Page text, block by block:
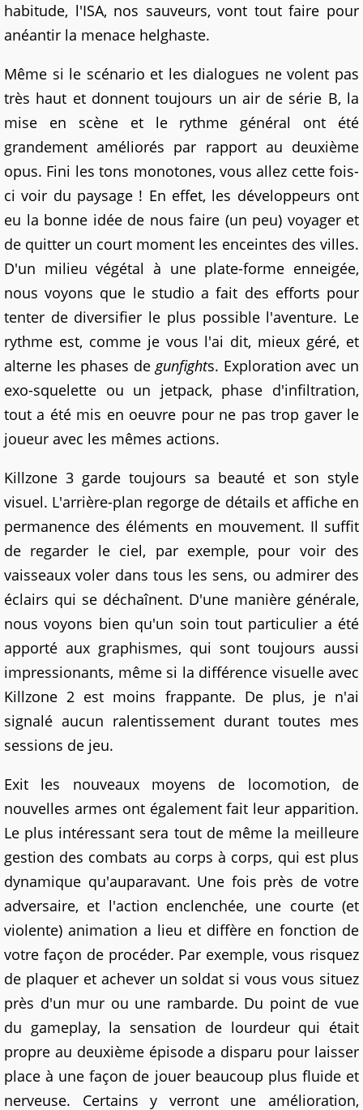
habitude, l'ISA, nos sauveurs, vont tout faire pour
anéantir la menace helghaste.
Même si le scénario et les dialogues ne volent pas
très haut et donnent toujours un air de série B, la
mise en scène et le rythme général ont été
grandement améliorés par rapport au deuxième
opus. Fini les tons monotones, vous allez cette fois-
ci voir du paysage ! En effet, les développeurs ont
eu la bonne idée de nous faire (un peu) voyager et
de quitter un court moment les enceintes des villes.
D'un milieu végétal à une plate-forme enneigée,
nous voyons que le studio a fait des efforts pour
tenter de diversifier le plus possible l'aventure. Le
rythme est, comme je vous l'ai dit, mieux géré, et
alterne les phases degunfights. Exploration avec un
exo-squelette ou un jetpack, phase d'infiltration,
tout a été mis en oeuvre pour ne pas trop gaver le
joueur avec les mêmes actions.
Killzone 3 garde toujours sa beauté et son style
visuel. L'arrière-plan regorge de détails et affiche en
permanence des éléments en mouvement. Il suffit
de regarder le ciel, par exemple, pour voir des
vaisseaux voler dans tous les sens, ou admirer des
éclairs qui se déchaînent. D'une manière générale,
nous voyons bien qu'un soin tout particulier a été
apporté aux graphismes, qui sont toujours aussi
impressionants, même si la différence visuelle avec
Killzone 2 est moins frappante. De plus, je n'ai
signalé aucun ralentissement durant toutes mes
sessions de jeu.
Exit les nouveaux moyens de locomotion, de
nouvelles armes ont également fait leur apparition.
Le plus intéressant sera tout de même la meilleure
gestion des combats au corps à corps, qui est plus
dynamique qu'auparavant. Une fois près de votre
adversaire, et l'action enclenchée, une courte (et
violente) animation a lieu et diffère en fonction de
votre façon de procéder. Par exemple, vous risquez
de plaquer et achever un soldat si vous vous situez
près d'un mur ou une rambarde. Du point de vue
du gameplay, la sensation de lourdeur qui était
propre au deuxième épisode a disparu pour laisser
place à une façon de jouer beaucoup plus fluide et
nerveuse. Certains y verront une amélioration,